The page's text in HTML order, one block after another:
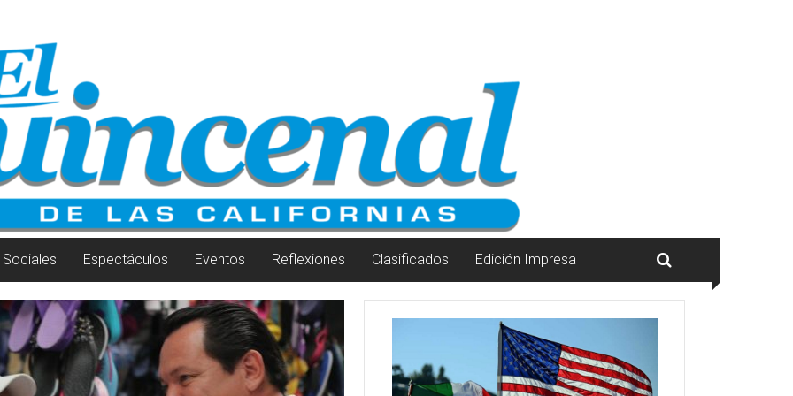
Sociales Espectáculos Eventos Reflexiones Clasificados Edición Impresa